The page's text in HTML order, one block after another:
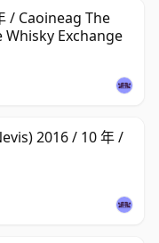
/ Caoineag The
Exchange
2016 / 10 年 /